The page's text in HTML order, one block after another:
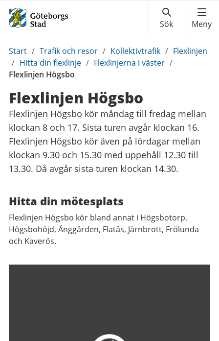
Du
är
här:
Start / Trafik och resor / Kollektivtrafik / Flexlinjen
/ Hitta din flexlinje / Flexlinjerna i väster /
Flexlinjen Högsbo
Flexlinjen Högsbo
Flexlinjen Högsbo kör måndag till fredag mellan
klockan 8 och 17. Sista turen avgår klockan 16.
Flexlinjen Högsbo kör även på lördagar mellan
klockan 9.30 och 15.30 med uppehåll 12.30 till
13.30. Då avgår sista turen klockan 14.30.
Hitta din mötesplats
Flexlinjen Högsbo kör bland annat i Högsbotorp,
Högsbohöjd, Änggården, Flatås, Järnbrott, Frölunda
och Kaverös.